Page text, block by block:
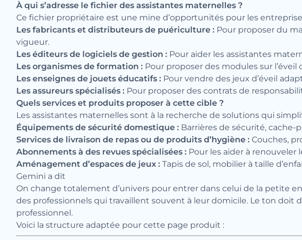
À qui s’adresse le fichier des assistantes maternelles ?
Ce fichier propriétaire est une mine d’opportunités pour les
Les fabricants et distributeurs de puériculture : Pour proposer du
vigueur.
Les éditeurs de logiciels de gestion : Pour aider les assistantes
Les organismes de formation : Pour proposer des modules sur
Les enseignes de jouets éducatifs : Pour vendre des jeux d’éveil
Les assureurs spécialisés : Pour proposer des contrats de
Quels services et produits proposer à cette cible ?
Les assistantes maternelles sont à la recherche de solutions qui
Équipements de sécurité domestique : Barrières de sécurité, cache-
Services de livraison de repas ou de produits d’hygiène : Couches,
Abonnements à des revues spécialisées : Pour les aider à renouveler
Aménagement d’espaces de jeux : Tapis de sol, mobilier à taille
Gemini a dit
On change totalement d’univers pour entrer dans celui de la petite
des professionnels qui travaillent souvent à leur domicile. Le ton doit
professionnel.
Voici la structure adaptée pour cette page produit :